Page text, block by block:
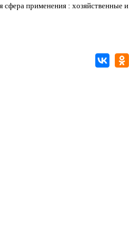
применения : хозяйственные и